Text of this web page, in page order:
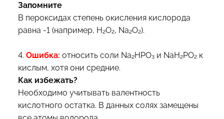
Запомните
В пероксидах степень окисления кислорода
равна -1 (например, H₂O₂, Na₂O₂).
4. Ошибка: относить соли Na₂HPO₃ и NaH₂PO₂ к
кислым, хотя они средние.
Как избежать?
Необходимо учитывать валентность
кислотного остатка. В данных солях замещены